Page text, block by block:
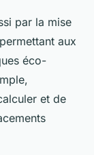
par la mise
aux
éco-
et de